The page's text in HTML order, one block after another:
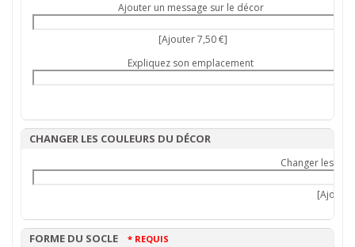
Ajouter un message sur le décor
[Ajouter 7,50 €]
Expliquez son emplacement
CHANGER LES COULEURS DU DÉCOR
Changer les
FORME DU SOCLE * REQUIS